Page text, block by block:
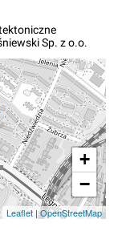
Sp. z o.o.
+
−
Leaflet |OpenStreetMap